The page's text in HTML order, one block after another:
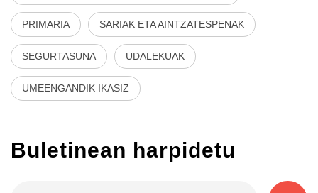
PRIMARIA SARIAK ETA AINTZATESPENAK
SEGURTASUNA UDALEKUAK
UMEENGANDIK IKASIZ
Buletinean harpidetu